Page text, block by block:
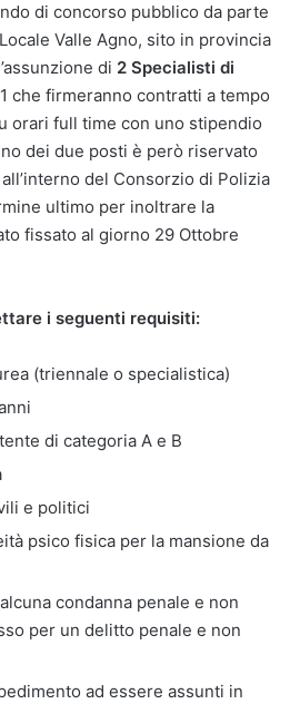
di concorso pubblico da parte
Valle Agno, sito in provincia
di 2 Specialisti di
che firmeranno contratti a tempo
orari full time con uno stipendio
dei due posti è però riservato
del Consorzio di Polizia
ultimo per inoltrare la
fissato al giorno 29 Ottobre
i seguenti requisiti:
(triennale o specialistica)
di categoria A e B
e politici
psico fisica per la mansione da
condanna penale e non
per un delitto penale e non
ad essere assunti in